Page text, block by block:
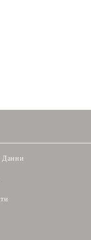
Данни